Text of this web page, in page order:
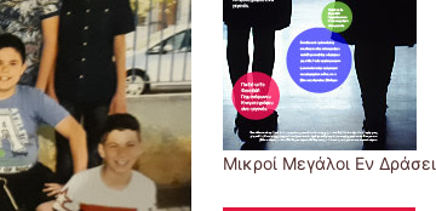
Μικροί Μεγάλοι Εν Δράσει